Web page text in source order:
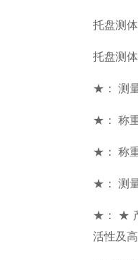
托盘测
托盘测
★： 测
★： 称
★： 称
★： 测
★： ★
活性及